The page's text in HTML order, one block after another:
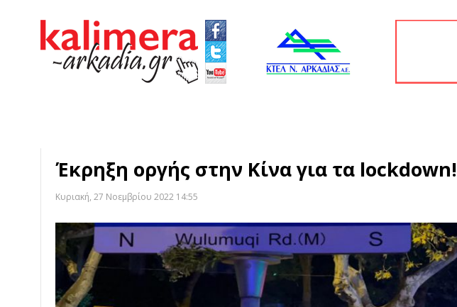
Έκρηξη οργής στην Κίνα για τα lockdown!
Κυριακή, 27 Νοεμβρίου 2022 14:55